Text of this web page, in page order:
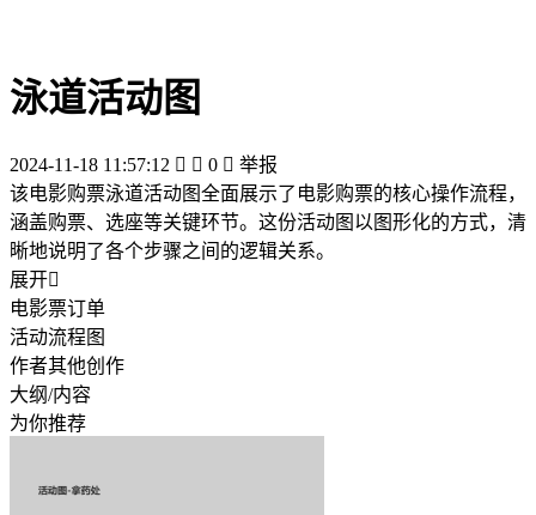
泳道活动图
2024-11-18 11:57:12   0  举报
该电影购票泳道活动图全面展示了电影购票的核心操作流程，
涵盖购票、选座等关键环节。这份活动图以图形化的方式，清
晰地说明了各个步骤之间的逻辑关系。
展开
电影票订单
活动流程图
作者其他创作
大纲/内容
为你推荐